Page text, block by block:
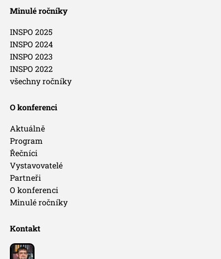
Minulé ročníky
INSPO 2025
INSPO 2024
INSPO 2023
INSPO 2022
všechny ročníky
O konferenci
Aktuálně
Program
Řečníci
Vystavovatelé
Partneři
O konferenci
Minulé ročníky
Kontakt